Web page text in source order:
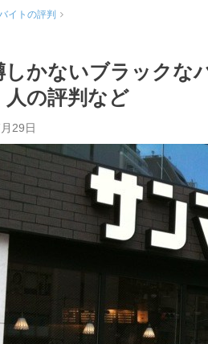
バイトの評判
しかないブラックな
人の評判など
29日